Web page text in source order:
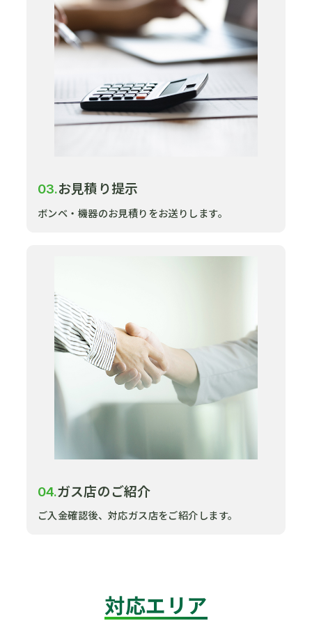
03.お見積り提示
ボンベ・機器のお見積りをお送りします。
04.ガス店のご紹介
ご入金確認後、対応ガス店をご紹介します。
対応エリア